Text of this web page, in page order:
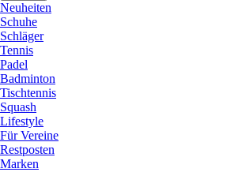
Neuheiten
Schuhe
Schläger
Tennis
Padel
Badminton
Tischtennis
Squash
Lifestyle
Für Vereine
Restposten
Marken